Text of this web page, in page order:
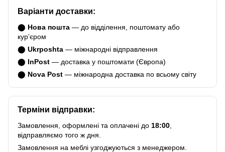
Варіанти доставки:
⬤ Нова пошта — до відділення, поштомату або
курʼєром
⬤ Ukrposhta — міжнародні відправлення
⬤ InPost — доставка у поштомати (Європа)
⬤ Nova Post — міжнародна доставка по всьому світу
Терміни відправки:
Замовлення, оформлені та оплачені до 18:00
відправляємо того ж дня.
Замовлення на меблі узгоджуються з менеджером.